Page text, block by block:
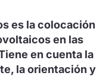
es la colocación
en las
en cuenta la
la orientación y